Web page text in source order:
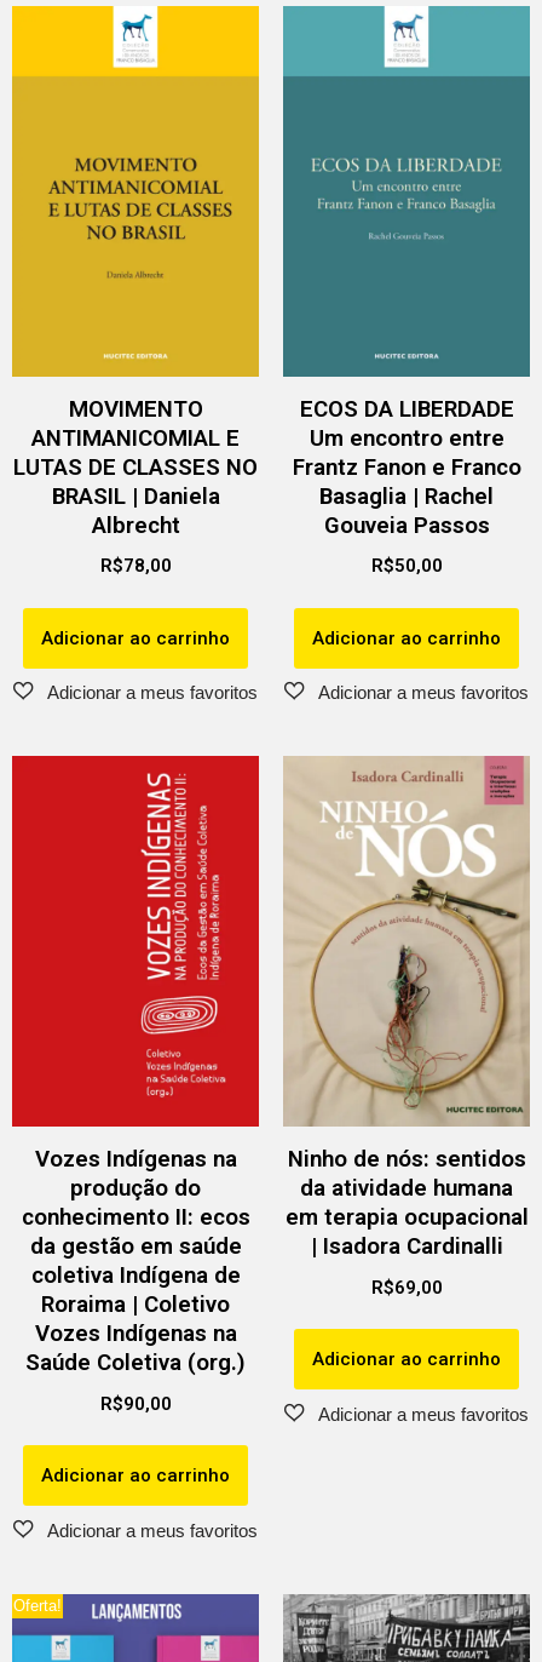
MOVIMENTO
ANTIMANICOMIAL E
LUTAS DE CLASSES NO
BRASIL | Daniela
Albrecht
R$78,00
Adicionar ao carrinho
ECOS DA LIBERDADE
Um encontro entre
Frantz Fanon e Franco
Basaglia | Rachel
Gouveia Passos
R$50,00
Adicionar ao carrinho
Vozes Indígenas na
produção do
conhecimento II: ecos
da gestão em saúde
coletiva Indígena de
Roraima | Coletivo
Vozes Indígenas na
Saúde Coletiva (org.)
R$90,00
Adicionar ao carrinho
Ninho de nós: sentidos
da atividade humana
em terapia ocupacional
| Isadora Cardinalli
R$69,00
Adicionar ao carrinho
Oferta!